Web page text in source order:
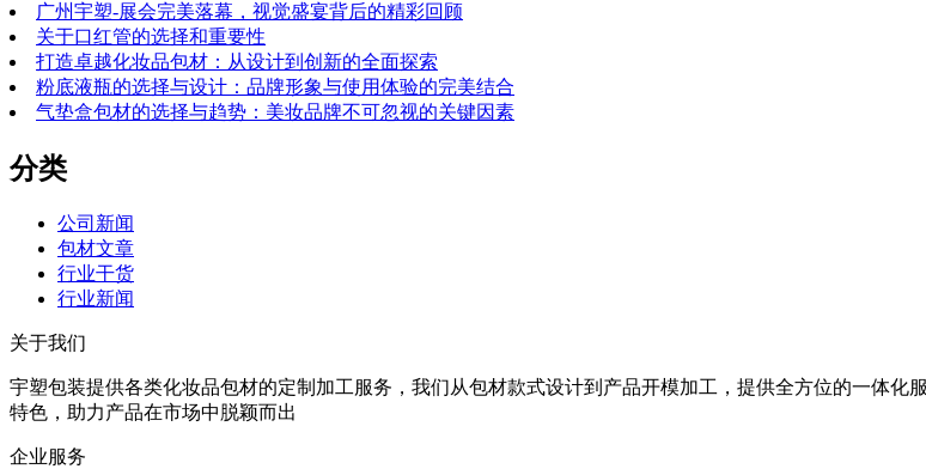
广州宇塑-展会完美落幕，视觉盛宴背后的精彩回顾
关于口红管的选择和重要性
打造卓越化妆品包材：从设计到创新的全面探索
粉底液瓶的选择与设计：品牌形象与使用体验的完美结合
气垫盒包材的选择与趋势：美妆品牌不可忽视的关键因素
分类
公司新闻
包材文章
行业干货
行业新闻
关于我们
宇塑包装提供各类化妆品包材的定制加工服务，我们从包材款式设计到产品开模加工，提供全方位的一体
特色，助力产品在市场中脱颖而出
企业服务